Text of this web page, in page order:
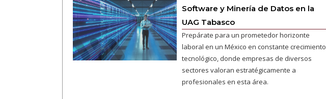
Software y Minería de Datos en la
UAG Tabasco
Prepárate para un prometedor horizonte
laboral en un México en constante crecimiento
tecnológico, donde empresas de diversos
sectores valoran estratégicamente a
profesionales en esta área.